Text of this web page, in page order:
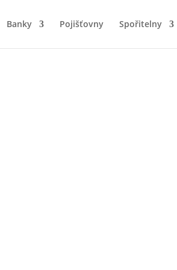
Banky Pojišťovny Spořitelny